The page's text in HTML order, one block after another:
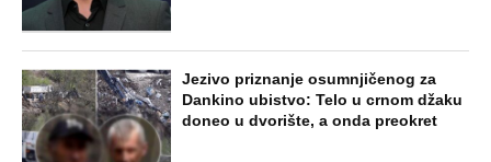
Jezivo priznanje osumnjičenog za
Dankino ubistvo: Telo u crnom džaku
doneo u dvorište, a onda preokret